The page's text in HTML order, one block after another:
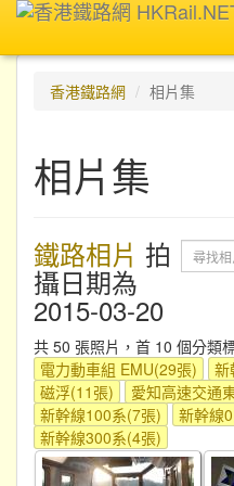
香港鐵路網
相片集
相片集
鐵路相片 拍
攝日期為
2015-03-20
共 50 張照片，首 10 個分類
電力動車組 EMU(29張)
新
磁浮(11張)
愛知高速交通
新幹線100系(7張)
新幹線
新幹線300系(4張)